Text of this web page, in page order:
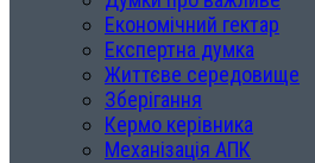
Економічний гектар
Експертна думка
Життєве середовище
Зберігання
Кермо керівника
Механізація АПК